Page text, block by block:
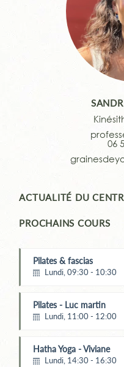
06
ACTUALITÉ DU
PROCHAINS COURS
Pilates & fascias
Lundi, 09:30 - 10:30
Pilates - Luc martin
Lundi, 11:00 - 12:00
Hatha Yoga - Viviane
Lundi, 14:30 - 16:30